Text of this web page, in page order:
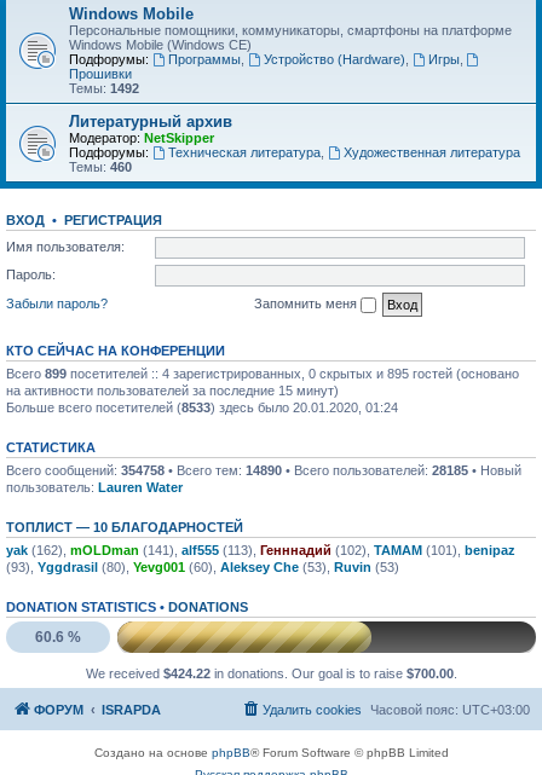
Windows Mobile
Персональные помощники, коммуникаторы, смартфоны на платформе
Windows Mobile (Windows CE)
Подфорумы:
Программы, Устройство (Hardware) Игры,
Прошивки
Темы: 1492
Литературный архив
Модератор: NetSkipper
Подфорумы:
Техническая литература,
Художественная литература
Темы: 460
ВХОД • РЕГИСТРАЦИЯ
Имя пользователя:
Пароль:
Забыли пароль?
Запомнить меня
КТО СЕЙЧАС НА КОНФЕРЕНЦИИ
Всего 899 посетителей :: 4 зарегистрированных, 0 скрытых и 895 гостей (основано
на активности пользователей за последние 15 минут)
Больше всего посетителей (8533) здесь было 20.01.2020, 01:24
СТАТИСТИКА
Всего сообщений: 354758 • Всего тем: 14890 • Всего пользователей: 28185 • Новый
пользователь: Lauren Water
ТОПЛИСТ — 10 БЛАГОДАРНОСТЕЙ
yak (162), mOLDman (141), alf555 (113), Генннадий (102), TAMAM (101), benipaz
(93), Yggdrasil (80), Yevg001 (60), Aleksey Che (53), Ruvin (53)
DONATION STATISTICS • DONATIONS
60.6 %
We received $424.22in donations. Our goal is to raise $700.00.
ФОРУМ ISRAPDA Часовой пояс: UTC+03:00
Удалить cookies
Создано на основе phpBB® Forum Software © phpBB Limited